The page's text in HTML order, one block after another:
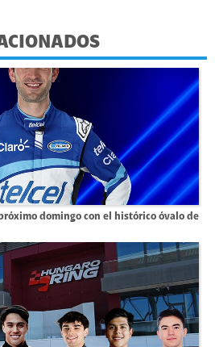
domingo con el histórico óvalo de